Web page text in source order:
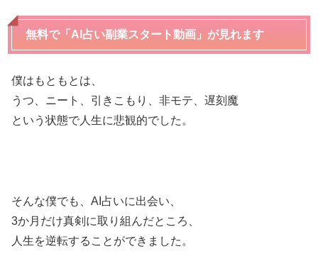
無料で「AI占い副業スタート動画」が見れます
僕はもともとは、
うつ、ニート、引きこもり、非モテ、遅刻魔
という状態で人生に悲観的でした。
そんな僕でも、AI占いに出会い、
3か月だけ真剣に取り組んだところ、
人生を逆転することができました。